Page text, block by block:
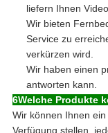
liefern Ihnen
Wir bieten
Service zu
verkürzen wird.
Wir haben einen
antworten kann.
6Welche Produkte
Wir können Ihnen
Verfügung stellen,